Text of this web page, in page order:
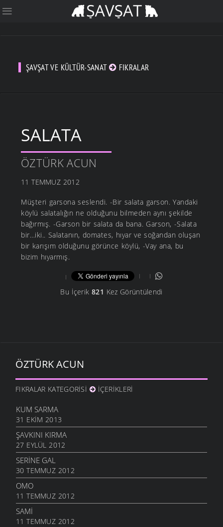
ŞAVŞAT VE KÜLTÜR-SANAT FIKRALAR
SALATA
ÖZTÜRK ACUN
11 TEMMUZ 2012
Müşteri garsona seslendi. -Bir salata garson. Yandaki
köylü salatalığın ne olduğunu bilmeden aynı şekilde
bağırmış. -Garson bir salata da bana. Garson, -Salata
bir…iki.. Salatanın, domates, hıyar ve soğandan oluşan
bir karışım olduğunu görünce köylü, -Vay ana, bu
bizim hıyarmış.
Bu İçerik 821 Kez Görüntülendi
ÖZTÜRK ACUN
FIKRALAR KATEGORISI İÇERIKLERI
KUM SARMA
31 EKIM 2013
ŞAVKINI KIRMA
27 EYLÜL 2012
SERINE GAL
30 TEMMUZ 2012
OMO
11 TEMMUZ 2012
SAMI
11 TEMMUZ 2012